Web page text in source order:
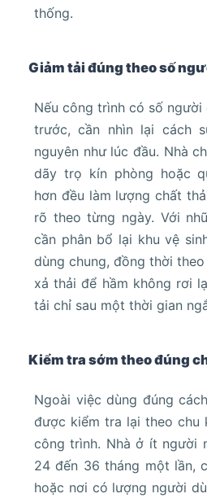
thống.
Giảm tải đúng theo số
Nếu công trình có số
trước, cần nhìn lại cách
nguyên như lúc đầu. Nhà
dãy trọ kín phòng hoặc
hơn đều làm lượng chất
rõ theo từng ngày. Với
cần phân bổ lại khu vệ
dùng chung, đồng thời
xả thải để hầm không rơi
tải chỉ sau một thời gian
Kiểm tra sớm theo đúng
Ngoài việc dùng đúng
được kiểm tra lại theo chu
công trình. Nhà ở ít người
24 đến 36 tháng một lần,
hoặc nơi có lượng người